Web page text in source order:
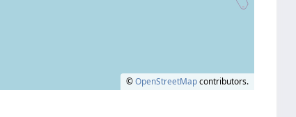
©OpenStreetMapcontributors.